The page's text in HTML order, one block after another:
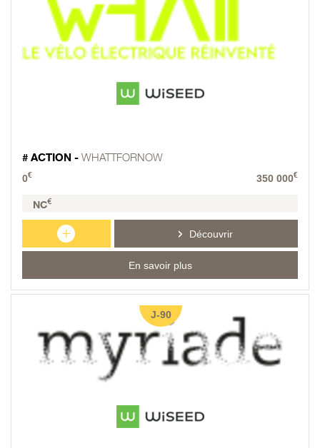
# ACTION - WHATTFORNOW
0€ 350 000€
NC€
+ Découvrir
En savoir plus
J-90